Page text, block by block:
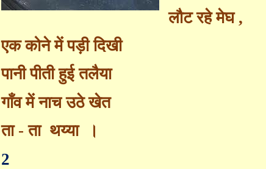
लौट रहे मेघ ,
एक कोने में पड़ी दिखी
पानी पीती हुई तलैया
गाँव में नाच उठे खेत
ता - ताथय्या
।
2